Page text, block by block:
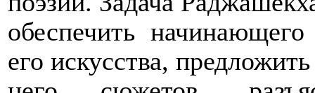
обеспечить
его искусства,